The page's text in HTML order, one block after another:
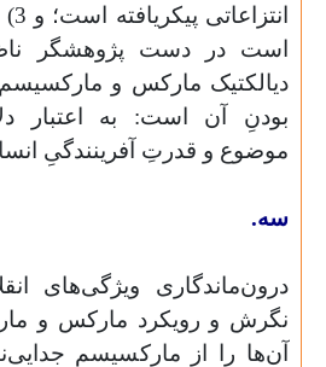
است در دست پژوهشگر
دیالکتیک مارکس و مارکسیسم،
بودنِ آن است: به اعتبار
موضوع و قدرتِ آفرینندگیِ
سه.
درون‌ماندگاری ویژگی‌های
نگرش و رویکرد مارکس و
آن‌ها را از مارکسیسم